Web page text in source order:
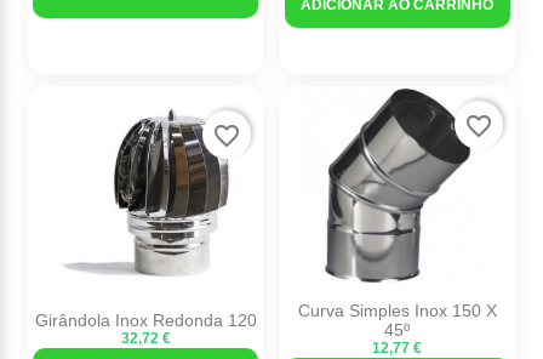
ADICIONAR AO CARRINHO
Girândola Inox Redonda 120
32,72 €
favorite_border
Curva Simples Inox 150 X
45º
12,77 €
favorite_border